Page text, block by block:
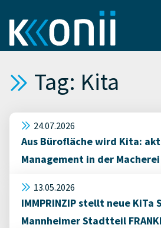
Tag: Kita
24.07.2026
Aus Bürofläche wird Kita:
Management in der
13.05.2026
IMMPRINZIP stellt neue KiTa
Mannheimer Stadtteil